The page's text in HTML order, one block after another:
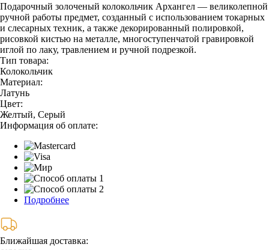
Подарочный золоченый колокольчик Архангел — великолепной
ручной работы предмет, созданный с использованием токарных
и слесарных техник, а также декорированный полировкой,
рисовкой кистью на металле, многоступенчатой гравировкой
иглой по лаку, травлением и ручной подрезкой.
Тип товара:
Колокольчик
Материал:
Латунь
Цвет:
Желтый, Серый
Информация об оплате:
Подробнее
Ближайшая доставка: